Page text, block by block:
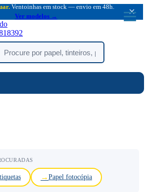
Ventoinhas em stock — envio em 48h.
Ver modelos →
×
:
Papel fotocópia